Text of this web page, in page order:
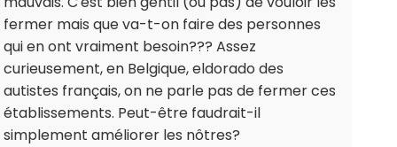
fermer mais que va-t-on faire des personnes
qui en ont vraiment besoin??? Assez
curieusement, en Belgique, eldorado des
autistes français, on ne parle pas de fermer ces
établissements. Peut-être faudrait-il
simplement améliorer les nôtres?